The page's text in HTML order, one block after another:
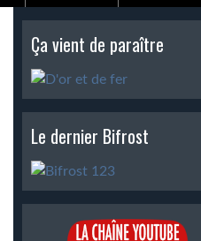
Ça vient de paraître
Le dernier Bifrost